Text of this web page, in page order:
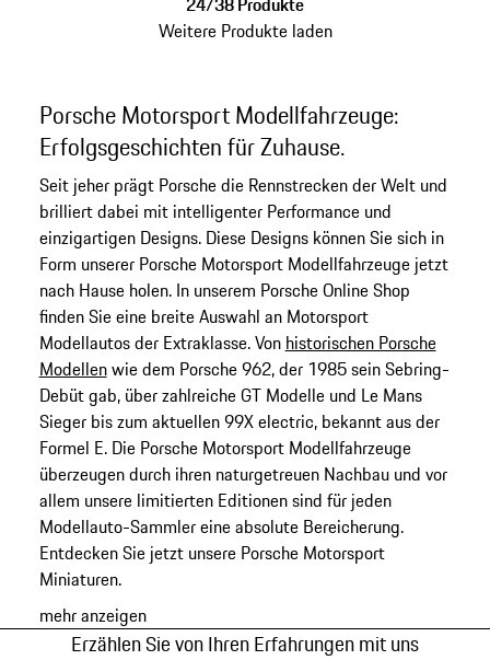
Weitere Produkte laden
Porsche Motorsport Modellfahrzeuge:
Erfolgsgeschichten für Zuhause.
Seit jeher prägt Porsche die Rennstrecken der Welt und
brilliert dabei mit intelligenter Performance und
einzigartigen Designs. Diese Designs können Sie sich in
Form unserer Porsche Motorsport Modellfahrzeuge jetzt
nach Hause holen. In unserem Porsche Online Shop
finden Sie eine breite Auswahl an Motorsport
Modellautos der Extraklasse. Von historischen Porsche
Modellenwie dem Porsche 962, der 1985 sein Sebring-
Debüt gab, über zahlreiche GT Modelle und Le Mans
Sieger bis zum aktuellen 99X electric, bekannt aus der
Formel E. Die Porsche Motorsport Modellfahrzeuge
überzeugen durch ihren naturgetreuen Nachbau und vor
allem unsere limitierten Editionen sind für jeden
Modellauto-Sammler eine absolute Bereicherung.
Entdecken Sie jetzt unsere Porsche Motorsport
Miniaturen.
mehr anzeigen
Erzählen Sie von Ihren Erfahrungen mit uns